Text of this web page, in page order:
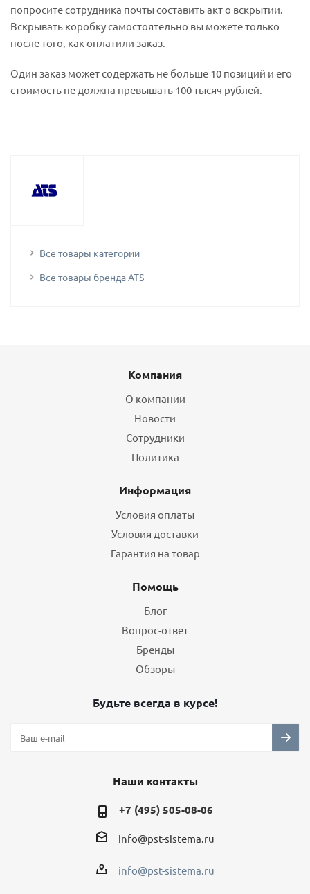
попросите сотрудника почты составить акт о вскрытии.
Вскрывать коробку самостоятельно вы можете только
после того, как оплатили заказ.
Один заказ может содержать не больше 10 позиций и его
стоимость не должна превышать 100 тысяч рублей.
Все товары категории
Все товары бренда ATS
Компания
О компании
Новости
Сотрудники
Политика
Информация
Условия оплаты
Условия доставки
Гарантия на товар
Помощь
Блог
Вопрос-ответ
Бренды
Обзоры
Будьте всегда в курсе!
Наши контакты
+7 (495) 505-08-06
info@pst-sistema.ru
info@pst-sistema.ru